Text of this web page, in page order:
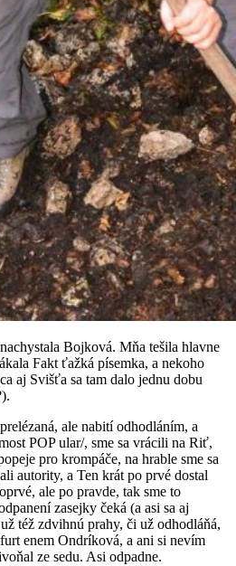
Bojková. Mňa tešila hlavne
Fakt ťažká písemka, a nekoho
aj Svišťa sa tam dalo jednu dobu
ale nabití odhodláním, a
POP ular/, sme sa vrácili na Riť,
pro krompáče, na hrable sme sa
autority, a Ten krát po prvé dostal
ale po pravde, tak sme to
zasejky čeká (a asi sa aj
též zdvihnú prahy, či už odhodláňá,
enem Ondríková, a ani si nevím
ze sedu. Asi odpadne.